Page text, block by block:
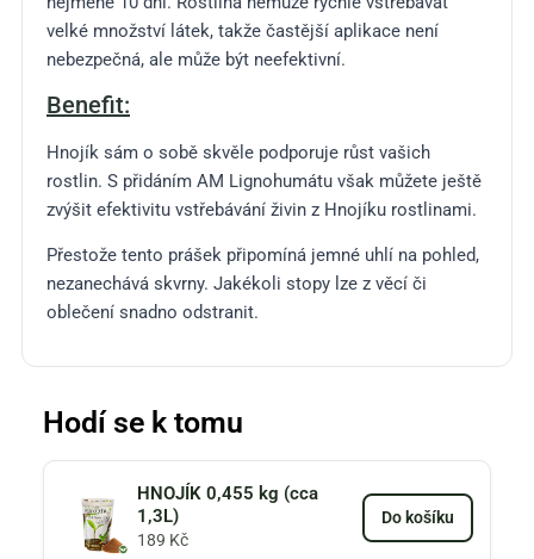
velké množství látek, takže častější aplikace není
nebezpečná, ale může být neefektivní.
Benefit:
Hnojík sám o sobě skvěle podporuje růst vašich
rostlin. S přidáním AM Lignohumátu však můžete ještě
zvýšit efektivitu vstřebávání živin z Hnojíku rostlinami.
Přestože tento prášek připomíná jemné uhlí na pohled,
nezanechává skvrny. Jakékoli stopy lze z věcí či
oblečení snadno odstranit.
Hodí se k tomu
HNOJÍK 0,455 kg (cca
1,3L)
189 Kč
Do košíku